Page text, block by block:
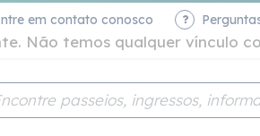
em contato conosco
Não temos qualquer vínculo